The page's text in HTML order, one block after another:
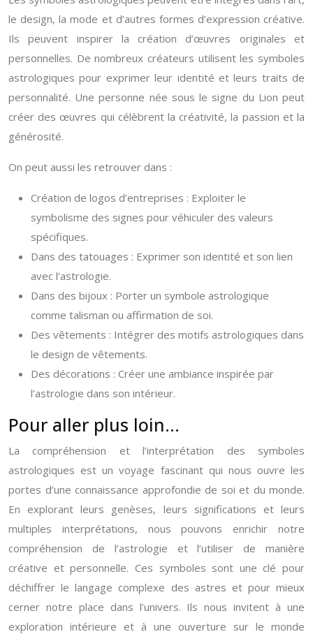
le design, la mode et d’autres formes d’expression créative.
Ils peuvent inspirer la création d’œuvres originales et
personnelles. De nombreux créateurs utilisent les symboles
astrologiques pour exprimer leur identité et leurs traits de
personnalité. Une personne née sous le signe du Lion peut
créer des œuvres qui célèbrent la créativité, la passion et la
générosité.
On peut aussi les retrouver dans :
Création de logos d’entreprises : Exploiter le
symbolisme des signes pour véhiculer des valeurs
spécifiques.
Dans des tatouages : Exprimer son identité et son lien
avec l’astrologie.
Dans des bijoux : Porter un symbole astrologique
comme talisman ou affirmation de soi.
Des vêtements : Intégrer des motifs astrologiques dans
le design de vêtements.
Des décorations : Créer une ambiance inspirée par
l’astrologie dans son intérieur.
Pour aller plus loin…
La compréhension et l’interprétation des symboles
astrologiques est un voyage fascinant qui nous ouvre les
portes d’une connaissance approfondie de soi et du monde.
En explorant leurs genèses, leurs significations et leurs
multiples interprétations, nous pouvons enrichir notre
compréhension de l’astrologie et l’utiliser de manière
créative et personnelle. Ces symboles sont une clé pour
déchiffrer le langage complexe des astres et pour mieux
cerner notre place dans l’univers. Ils nous invitent à une
exploration intérieure et à une ouverture sur le monde